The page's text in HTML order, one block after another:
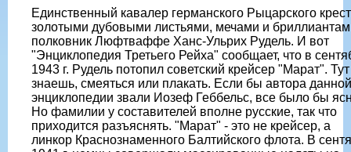
Единственный кавалер германского Рыцарского
золотыми дубовыми листьями, мечами и
полковник Люфтваффе Ханс-Ульрих Рудель. И вот
"Энциклопедия Третьего Рейха" сообщает, что в
1943 г. Рудель потопил советский крейсер "Марат".
знаешь, смеяться или плакать. Если бы автора данной
энциклопедии звали Иозеф Геббельс, все было бы
Но фамилии у составителей вполне русские, так что
приходится разъяснять. "Марат" - это не крейсер, а
линкор Краснознаменного Балтийского флота. В